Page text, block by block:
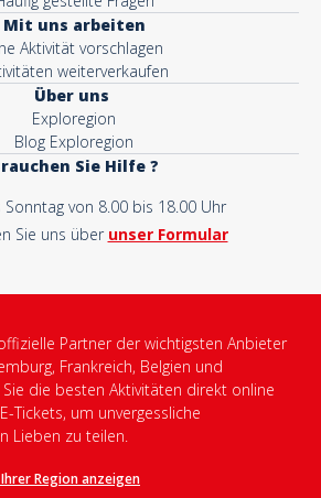
Mit uns arbeiten
Aktivität vorschlagen
weiterverkaufen
Über uns
Exploregion
Blog Exploregion
Sie Hilfe ?
von 8.00 bis 18.00 Uhr
Sie uns über unser Formular
Partner der wichtigsten Anbieter
Frankreich, Belgien und
die besten Aktivitäten direkt online
Tickets, um unvergessliche
Lieben zu teilen.
Region anzeigen